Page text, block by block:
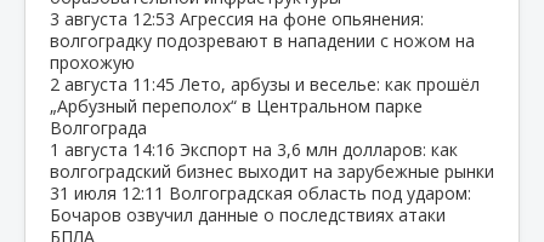
3 августа 12:53 Агрессия на фоне опьянения:
волгоградку подозревают в нападении с ножом на
прохожую
2 августа 11:45 Лето, арбузы и веселье: как прошёл
„Арбузный переполох“ в Центральном парке
Волгограда
1 августа 14:16 Экспорт на 3,6 млн долларов: как
волгоградский бизнес выходит на зарубежные рынки
31 июля 12:11 Волгоградская область под ударом:
Бочаров озвучил данные о последствиях атаки
БПЛА